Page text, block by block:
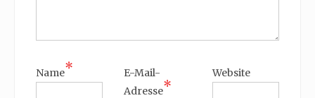
Name*
E-Mail-
Adresse*
Website